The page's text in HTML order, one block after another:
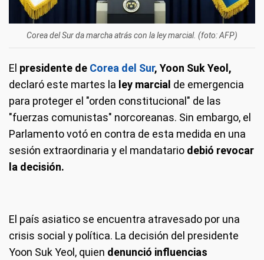
Corea del Sur da marcha atrás con la ley marcial. (foto: AFP)
El presidente de Corea del Sur, Yoon Suk Yeol,
declaró este martes la ley marcial de emergencia
para proteger el "orden constitucional" de las
"fuerzas comunistas" norcoreanas. Sin embargo, el
Parlamento votó en contra de esta medida en una
sesión extraordinaria y el mandatario debió revocar
la decisión.
El país asiatico se encuentra atravesado por una
crisis social y política. La decisión del presidente
Yoon Suk Yeol, quien denunció influencias